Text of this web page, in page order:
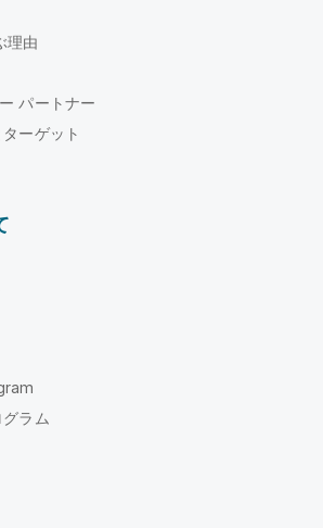
理由
パートナー
ーゲット
ラム